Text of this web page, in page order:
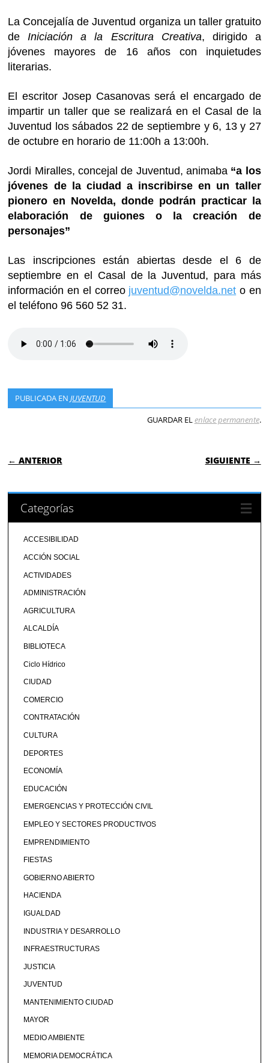
La Concejalía de Juventud organiza un taller gratuito
de Iniciación a la Escritura Creativa, dirigido a
jóvenes mayores de 16 años con inquietudes
literarias.
El escritor Josep Casanovas será el encargado de
impartir un taller que se realizará en el Casal de la
Juventud los sábados 22 de septiembre y 6, 13 y 27
de octubre en horario de 11:00h a 13:00h.
Jordi Miralles, concejal de Juventud, animaba “a los
jóvenes de la ciudad a inscribirse en un taller
pionero en Novelda, donde podrán practicar la
elaboración de guiones o la creación de
personajes”
Las inscripciones están abiertas desde el 6 de
septiembre en el Casal de la Juventud, para más
información en el correo juventud@novelda.net o en
el teléfono 96 560 52 31.
PUBLICADA ENJUVENTUD
GUARDAR ELenlace permanente.
NAVEGACIÓN DE ENTRADAS
← ANTERIOR SIGUIENTE →
Categorías
ACCESIBILIDAD
ACCIÓN SOCIAL
ACTIVIDADES
ADMINISTRACIÓN
AGRICULTURA
ALCALDÍA
BIBLIOTECA
Ciclo Hídrico
CIUDAD
COMERCIO
CONTRATACIÓN
CULTURA
DEPORTES
ECONOMÍA
EDUCACIÓN
EMERGENCIAS Y PROTECCIÓN CIVIL
EMPLEO Y SECTORES PRODUCTIVOS
EMPRENDIMIENTO
FIESTAS
GOBIERNO ABIERTO
HACIENDA
IGUALDAD
INDUSTRIA Y DESARROLLO
INFRAESTRUCTURAS
JUSTICIA
JUVENTUD
MANTENIMIENTO CIUDAD
MAYOR
MEDIO AMBIENTE
MEMORIA DEMOCRÁTICA